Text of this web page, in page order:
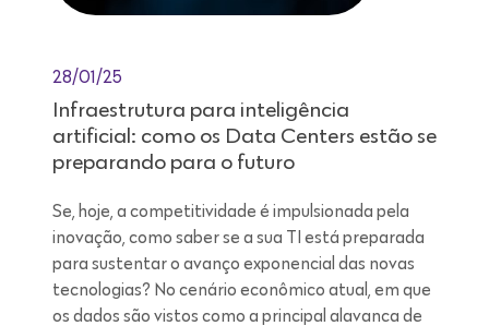
28/01/25
Infraestrutura para inteligência
artificial: como os Data Centers estão se
preparando para o futuro
Se, hoje, a competitividade é impulsionada pela
inovação, como saber se a sua TI está preparada
para sustentar o avanço exponencial das novas
tecnologias? No cenário econômico atual, em que
os dados são vistos como a principal alavanca de